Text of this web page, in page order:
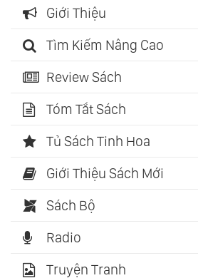
Giới Thiệu
Tìm Kiếm Nâng Cao
Review Sách
Tóm Tắt Sách
Tủ Sách Tinh Hoa
Giới Thiệu Sách Mới
Sách Bộ
Radio
Truyện Tranh